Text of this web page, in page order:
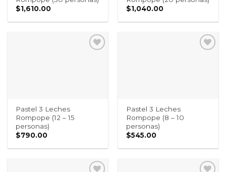
$1,610.00
$1,040.00
Pastel 3 Leches
Rompope (12 – 15
personas)
$790.00
Pastel 3 Leches
Rompope (8 – 10
personas)
$545.00